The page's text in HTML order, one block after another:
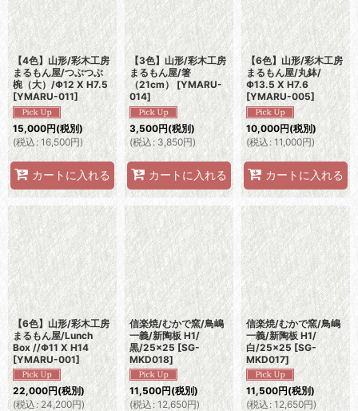
【4色】山形/彩木工房
まるもん屋/つぶつぶ
椀（大）/Φ12 X H7.5
[YMARU-011]
15,000円(税別)
(税込: 16,500円)
カートに入れる
【3色】山形/彩木工房
まるもん屋/箸
（21cm） [YMARU-
014]
3,500円(税別)
(税込: 3,850円)
カートに入れる
【6色】山形/彩木工房
まるもん屋/丸鉢/
Φ13.5 X H7.6
[YMARU-005]
10,000円(税別)
(税込: 11,000円)
カートに入れる
【6色】山形/彩木工房
まるもん屋/Lunch
Box //Φ11 X H14
[YMARU-001]
22,000円(税別)
(税込: 24,200円)
信楽焼/むかで窯/鳥嶋
一義/新陶板 H1/
黒/25×25 [SG-
MKD018]
11,500円(税別)
(税込: 12,650円)
信楽焼/むかで窯/鳥嶋
一義/新陶板 H1/
白/25×25 [SG-
MKD017]
11,500円(税別)
(税込: 12,650円)